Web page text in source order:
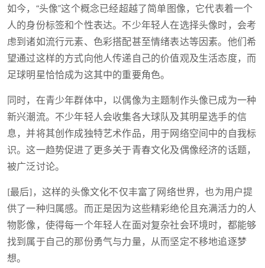
如今，“头像”这个概念已经超越了简单图像，它代表着一个
人的身份标签和个性表达。不少年轻人在选择头像时，会考
虑到诸如流行元素、色彩搭配甚至情绪表达等因素。他们希
望通过这样的方式向他人传递自己的价值观及生活态度，而
足球明星恰恰成为这其中的重要角色。
同时，在青少年群体中，以偶像为主题制作头像已成为一种
新兴潮流。不少年轻人会收集各大球队及其明星选手的信
息，并将其创作成独特艺术作品，用于网络空间中的自我标
识。这一趋势促进了更多关于青春文化及偶像经济的话题，
被广泛讨论。
[最后]，这样的头像文化不仅丰富了网络世界，也为用户提
供了一种归属感。而正是因为这些精彩绝伦且充满活力的人
物影像，使得每一个年轻人在面对复杂社会环境时，都能够
找到属于自己的那份勇气与力量，从而坚定不移地追逐梦
想。